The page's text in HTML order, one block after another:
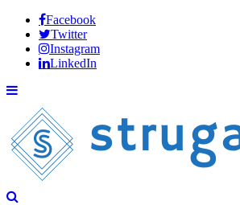
Facebook
Twitter
Instagram
LinkedIn